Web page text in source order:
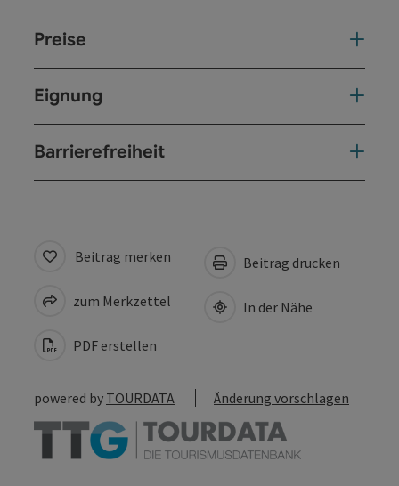
Preise
Eignung
Barrierefreiheit
Beitrag merken
zum Merkzettel
PDF erstellen
Beitrag drucken
In der Nähe
powered by TOURDATA Änderung vorschlagen